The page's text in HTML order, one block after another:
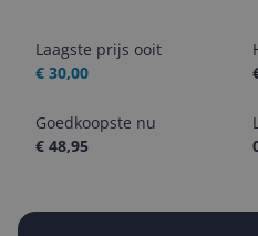
Laagste prijs ooit
€ 30,00
Goedkoopste nu
€ 48,95